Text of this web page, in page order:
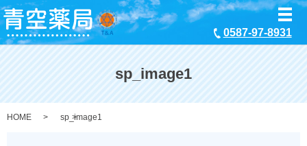
0587-97-8931
メ
sp_image1
HOME sp_image1